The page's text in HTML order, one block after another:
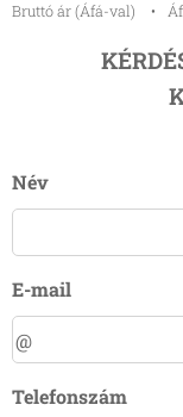
Bruttó ár (Áfá-val)
Név
E-mail
Telefonszám